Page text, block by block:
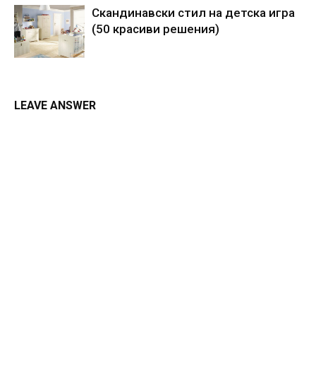
Скандинавски стил на детска игра
(50 красиви решения)
LEAVE ANSWER